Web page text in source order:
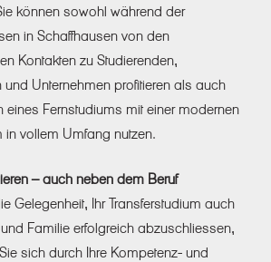
können sowohl während der
in Schaffhausen von den
Kontakten zu Studierenden,
und Unternehmen profitieren als auch
eines Fernstudiums mit einer modernen
in vollem Umfang nutzen.
– auch neben dem Beruf
Gelegenheit, Ihr Transferstudium auch
Familie erfolgreich abzuschliessen,
sich durch Ihre Kompetenz- und